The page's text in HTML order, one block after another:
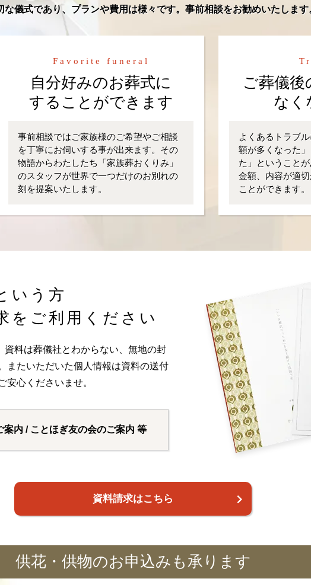
な儀式であり、プランや費用は様々です。事前相談をお勧めいたします
Favorite funeral
自分好みのお葬式に
することができます
事前相談ではご家族様のご希望やご相談
を丁寧にお伺いする事が出来ます。その
物語からわたしたち「家族葬おくりみ」
のスタッフが世界で一つだけのお別れの
刻を提案いたします。
ご葬儀
なく
よくあるトラブ
額が多くなった
た」ということ
金額、内容が適
ことができます。
いう方
をご利用ください
料は葬儀社とわからない、無地の封
またいただいた個人情報は資料の送付
心くださいませ。
案内 / ことほぎ友の会のご案内 等
資料請求はこちら
供花・供物のお申込みも承ります